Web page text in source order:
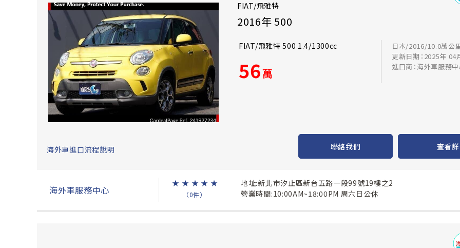
FIAT/飛雅特
2016年 500
FIAT/飛雅特 500 1.4/1300cc
56萬
日本/2016/10.0萬公
更新日期：2025年 04
進口商：海外車服務
海外車進口流程說明 聯絡我們 查看
海外車服務中心
★ ★ ★ ★ ★
（0件）
地址:新北市汐止區新台五路一段99號19樓之2
營業時間:10:00AM~18:00PM 周六日公休